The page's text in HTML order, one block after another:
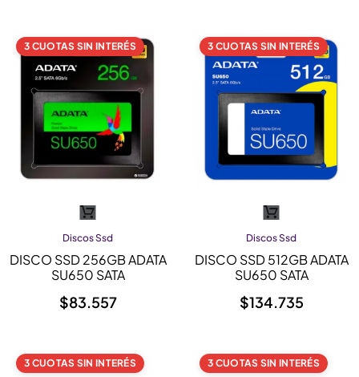
3 CUOTAS SIN INTERÉS
Discos Ssd
DISCO SSD 256GB ADATA
SU650 SATA
$83.557
3 CUOTAS SIN INTERÉS
Discos Ssd
DISCO SSD 512GB ADATA
SU650 SATA
$134.735
3 CUOTAS SIN INTERÉS 3 CUOTAS SIN INTERÉS